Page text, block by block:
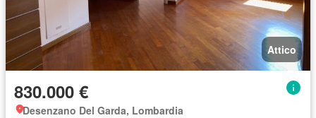
Attico
830.000 €
Desenzano Del Garda, Lombardia